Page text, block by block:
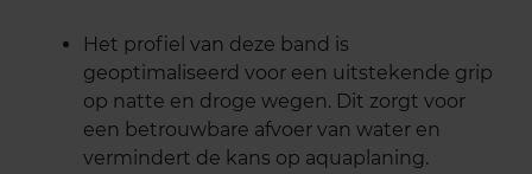
Het profiel van deze band is
geoptimaliseerd voor een uitstekende grip
op natte en droge wegen. Dit zorgt voor
een betrouwbare afvoer van water en
vermindert de kans op aquaplaning.